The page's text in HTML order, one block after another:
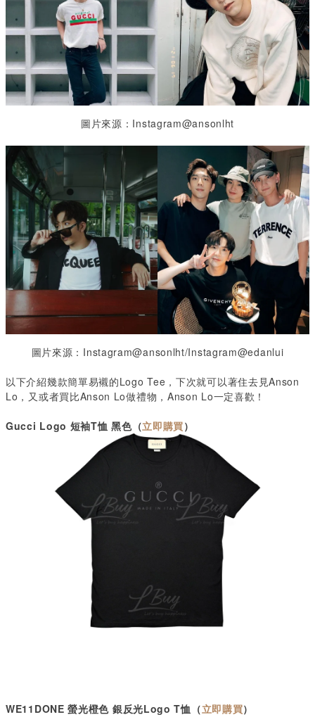
圖片來源：Instagram@ansonlht
圖片來源：Instagram@ansonlht/Instagram@edanlui
以下介紹幾款簡單易襯的Logo Tee，下次就可以著住去見Anson
Lo，又或者買比Anson Lo做禮物，Anson Lo一定喜歡！
Gucci Logo 短袖T恤 黑色（立即購買）
WE11DONE螢光橙色 銀反光Logo T恤（立即購買）